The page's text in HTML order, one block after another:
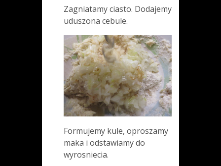
Zagniatamy ciasto. Dodajemy
uduszona cebule.
Formujemy kule, oproszamy
maka i odstawiamy do
wyrosniecia.